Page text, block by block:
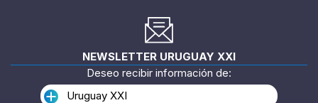
NEWSLETTER URUGUAY XXI
Deseo recibir información de:
Uruguay XXI